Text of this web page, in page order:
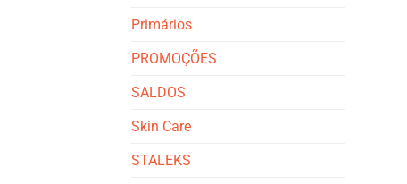
Primários
PROMOÇÕES
SALDOS
Skin Care
STALEKS